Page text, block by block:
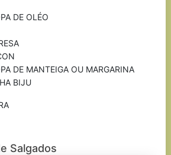
DE OLÉO
DE MANTEIGA OU MARGARINA
BIJU
Salgados